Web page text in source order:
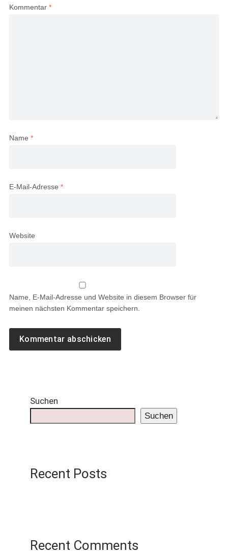
Kommentar *
Name *
E-Mail-Adresse *
Website
Name, E-Mail-Adresse und Website in diesem Browser für
meinen nächsten Kommentar speichern.
Suchen
Suchen
Recent Posts
Recent Comments